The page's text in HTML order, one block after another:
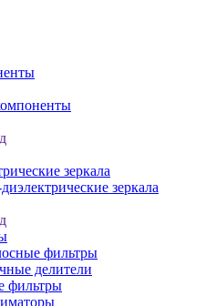
зеркала
зеркала
фильтры
делители
фильтры